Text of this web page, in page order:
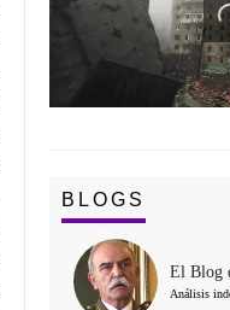
BLOGS
El Blog
Análisis